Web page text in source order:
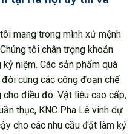
mang trong mình xứ mệnh
tôi chân trọng khoản
niệm. Các sản phẩm quà
cùng các công đoạn chế
điều đó. Vật liệu cao cấp,
thục, KNC Pha Lê vinh dự
cho các nhu cầu đặt làm kỷ